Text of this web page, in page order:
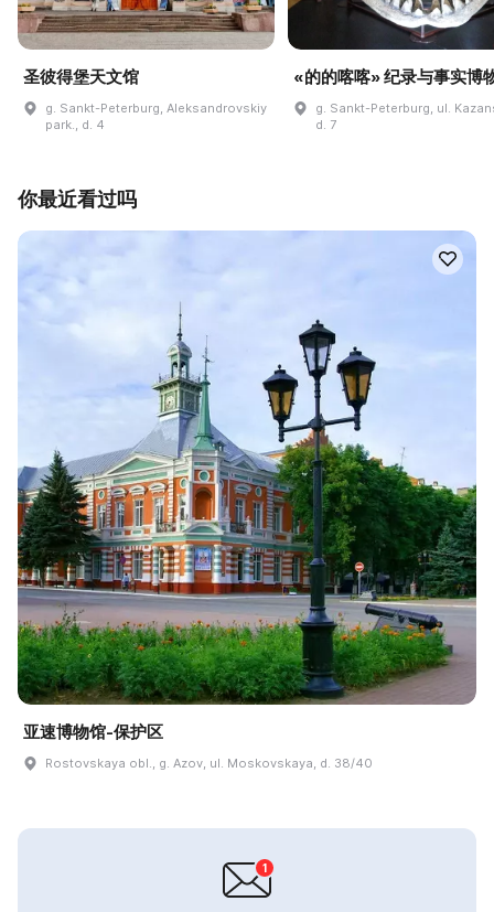
圣彼得堡天文馆
g. Sankt-Peterburg, Aleksandrovskiy
park., d. 4
«的的喀喀» 纪录与事实博
g. Sankt-Peterburg, ul.
d. 7
你最近看过吗
亚速博物馆-保护区
Rostovskaya obl., g. Azov, ul. Moskovskaya, d. 38/40